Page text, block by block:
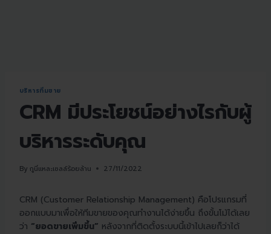
บริหารทีมขาย
CRM มีประโยชน์อย่างไรกับผู้
บริหารระดับคุณ
By กูนี่แหละเซลล์ร้อยล้าน 27/11/2022
CRM (Customer Relationship Management) คือโปรแกรมที่
ออกแบบมาเพื่อให้ทีมขายของคุณทำงานได้ง่ายขึ้น ถึงขั้นโม้ได้เลย
ว่า “ยอดขายเพิ่มขึ้น” หลังจากที่ติดตั้งระบบนี้เข้าไปเลยก็ว่าได้